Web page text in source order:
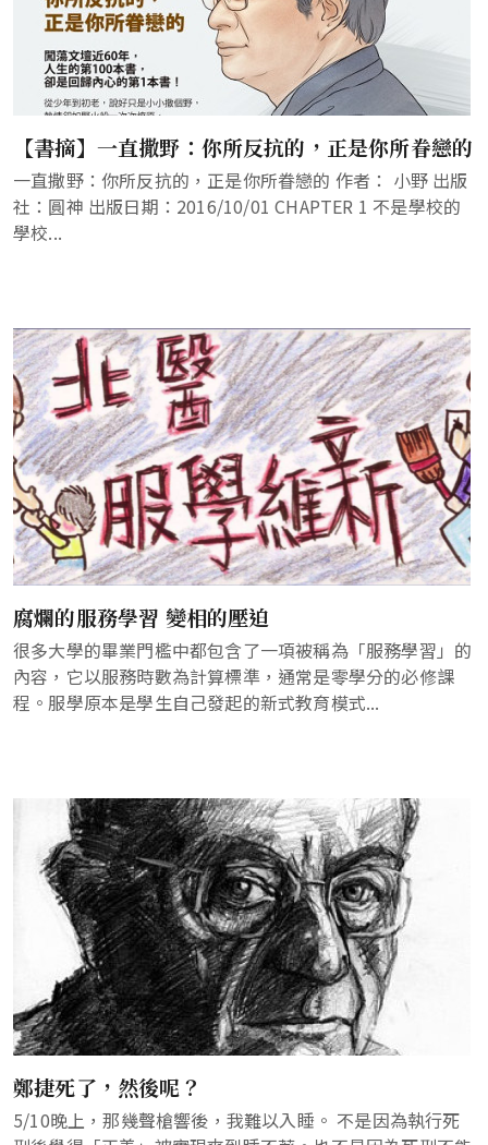
【書摘】一直撒野：你所反抗的，正是你所眷戀的
一直撒野：你所反抗的，正是你所眷戀的 作者： 小野 出版
社：圓神 出版日期：2016/10/01 CHAPTER 1 不是學校的
學校...
腐爛的服務學習 變相的壓迫
很多大學的畢業門檻中都包含了一項被稱為「服務學習」的
內容，它以服務時數為計算標準，通常是零學分的必修課
程。服學原本是學生自己發起的新式教育模式...
鄭捷死了，然後呢？
5/10晚上，那幾聲槍響後，我難以入睡。 不是因為執行死